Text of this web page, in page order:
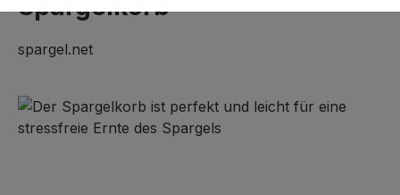
spargel.net
Bildergalerie überspringen